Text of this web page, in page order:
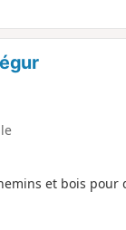
et bois